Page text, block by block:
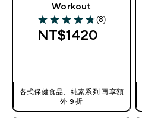
Workout
4.75 out of 5 stars
(8)
NT$1420‎
各式保健食品、純素系列 再享額
外 9 折